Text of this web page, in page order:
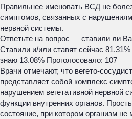
Правильнее именовать ВСД не
симптомов, связанных с
нервной системы.
Ответьте на вопрос — ставили ли
Ставили и/или ставят сейчас
знаю 13.08% Проголосовало: 107
Врачи отмечают, что вегето-
представляет собой комплекс
нарушением вегетативной нервной
функции внутренних органов.
состояние, при котором организм не